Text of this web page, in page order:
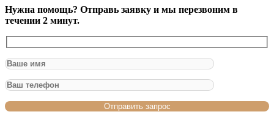
Нужна помощь? Отправь заявку и мы перезвоним в
течении 2 минут.